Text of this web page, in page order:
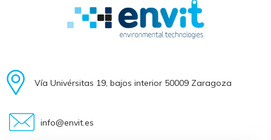
Vía Univérsitas 19, bajos interior 50009 Zaragoza
info@envit.es